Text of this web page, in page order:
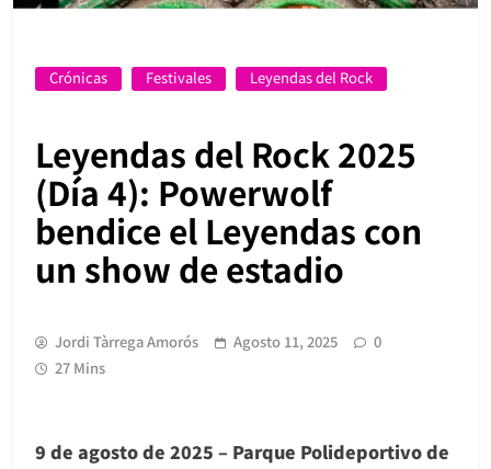
Crónicas Festivales Leyendas del Rock
Leyendas del Rock 2025
(Día 4): Powerwolf
bendice el Leyendas con
un show de estadio
Jordi Tàrrega Amorós Agosto 11, 2025
0
27 Mins
9 de agosto de 2025 – Parque Polideportivo de